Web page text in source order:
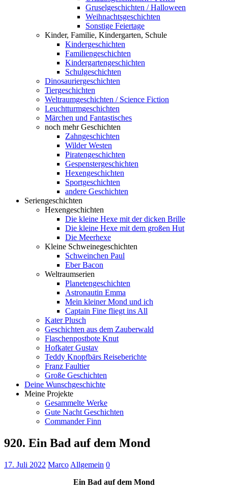
Gruselgeschichten / Halloween
Weihnachtsgeschichten
Sonstige Feiertage
Kinder, Familie, Kindergarten, Schule
Kindergeschichten
Familiengeschichten
Kindergartengeschichten
Schulgeschichten
Dinosauriergeschichten
Tiergeschichten
Weltraumgeschichten / Science Fiction
Leuchtturmgeschichten
Märchen und Fantastisches
noch mehr Geschichten
Zahngeschichten
Wilder Westen
Piratengeschichten
Gespenstergeschichten
Hexengeschichten
Sportgeschichten
andere Geschichten
Seriengeschichten
Hexengeschichten
Die kleine Hexe mit der dicken Brille
Die kleine Hexe mit dem großen Hut
Die Meerhexe
Kleine Schweinegeschichten
Schweinchen Paul
Eber Bacon
Weltraumserien
Planetengeschichten
Astronautin Emma
Mein kleiner Mond und ich
Captain Fine fliegt ins All
Kater Plusch
Geschichten aus dem Zauberwald
Flaschenpostbote Knut
Hofkater Gustav
Teddy Knopfbärs Reiseberichte
Franz Faultier
Große Geschichten
Deine Wunschgeschichte
Meine Projekte
Gesammelte Werke
Gute Nacht Geschichten
Commander Finn
920. Ein Bad auf dem Mond
17. Juli 2022 Marco Allgemein 0
Ein Bad auf dem Mond